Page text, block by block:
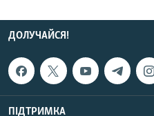
ДОЛУЧАЙСЯ!
ПІДТРИМКА